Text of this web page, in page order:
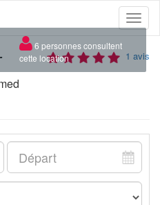
Toggle
1 avis
×
6 personnes consultent
cette location